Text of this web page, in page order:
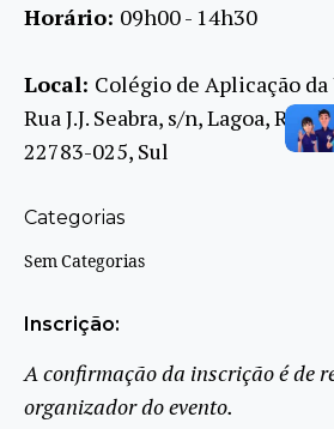
Horário: 09h00 - 14h30
Local: Colégio de Aplicação da
Rua J.J. Seabra, s/n, Lagoa, RIO
22783-025, Sul
Categorias
Sem Categorias
Inscrição:
A confirmação da inscrição é de
organizador do evento.